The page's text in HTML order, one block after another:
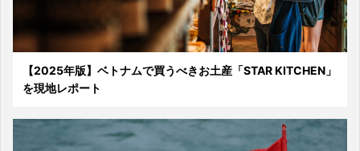
【2025年版】ベトナムで買うべきお土産「STAR KITCHEN」
を現地レポート